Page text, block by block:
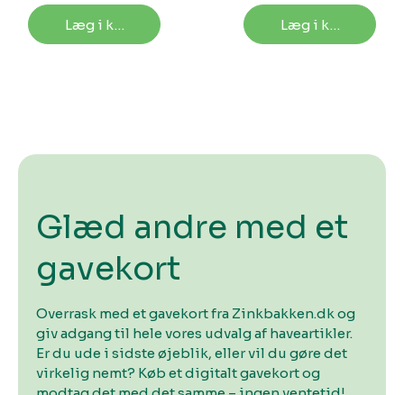
Læg i kurv Læg i kurv
Glæd andre med et
gavekort
Overrask med et gavekort fra Zinkbakken.dk og
giv adgang til hele vores udvalg af haveartikler.
Er du ude i sidste øjeblik, eller vil du gøre det
virkelig nemt? Køb et digitalt gavekort og